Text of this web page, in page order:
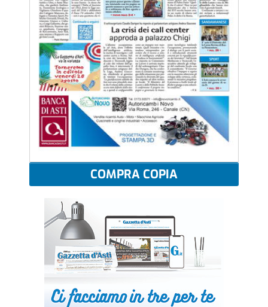
COMPRA COPIA